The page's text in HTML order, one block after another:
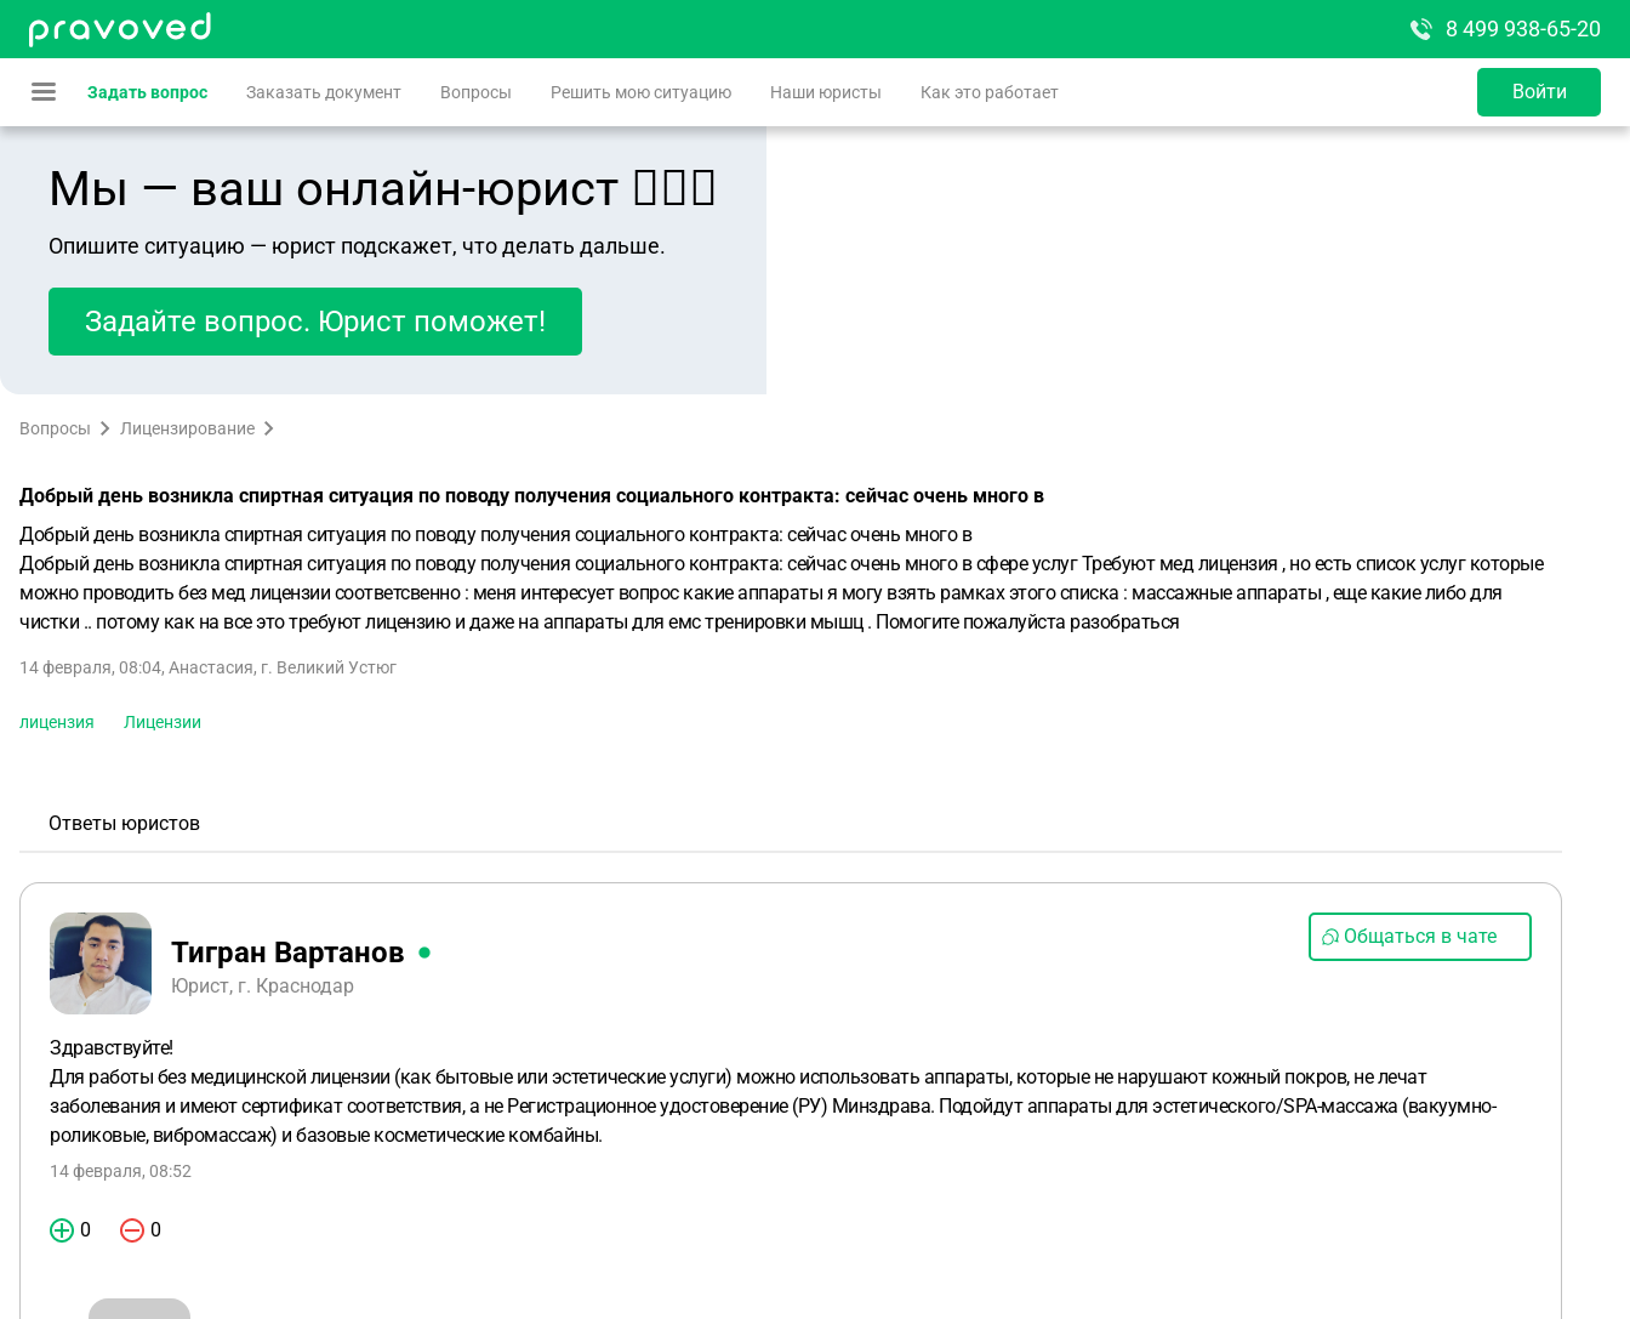
8 499 938-65-20
Задать вопрос Заказать документ Вопросы Решить мою ситуацию Наши юристы Как это работает Войти
Мы — ваш онлайн-юрист 👨🏻‍⚖️
Опишите ситуацию — юрист подскажет, что делать дальше.
Задайте вопрос. Юрист поможет!
Вопросы Лицензирование
Добрый день возникла спиртная ситуация по поводу получения социального контракта: сейчас очень много в
Добрый день возникла спиртная ситуация по поводу получения социального контракта: сейчас очень много в
Добрый день возникла спиртная ситуация по поводу получения социального контракта: сейчас очень много в сфере услуг Требуют мед лицензия , но есть список услуг которые
можно проводить без мед лицензии соответсвенно : меня интересует вопрос какие аппараты я могу взять рамках этого списка : массажные аппараты , еще какие либо для
чистки .. потому как на все это требуют лицензию и даже на аппараты для емс тренировки мышц . Помогите пожалуйста разобраться
14 февраля, 08:04, Анастасия, г. Великий Устюг
лицензия Лицензии
Ответы юристов
Тигран Вартанов
Юрист, г. Краснодар
Общаться в чате
Здравствуйте!
Для работы без медицинской лицензии (как бытовые или эстетические услуги) можно использовать аппараты, которые не нарушают кожный покров, не лечат
заболевания и имеют сертификат соответствия, а не Регистрационное удостоверение (РУ) Минздрава. Подойдут аппараты для эстетического/SPA-массажа (вакуумно-
роликовые, вибромассаж) и базовые косметические комбайны.
14 февраля, 08:52
0 0